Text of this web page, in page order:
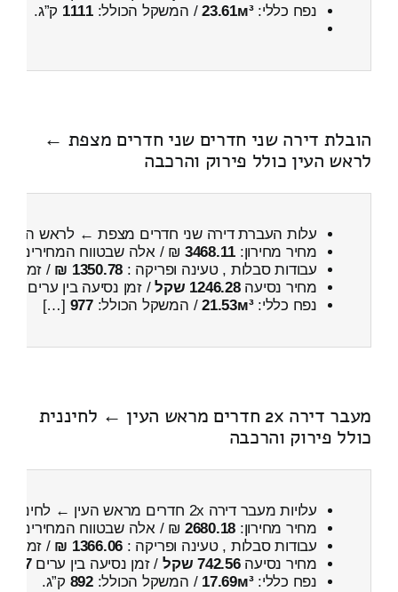
נפח כללי:23.61м³/ המשקל הכולל:1111 ק”ג.
הובלת דירה שני חדרים שני חדרים מצפת ←
לראש העין כולל פירוק והרכבה
עלות העברת דירה שני חדרים מצפת ← לראש העין
מחיר מחירון: 3468.11 ₪ / אלה שבטווח המחירים
עבודות סבלות , טעינה ופריקה : 1350.78 ₪ / זמן :
מחיר נסיעה1246.28 שקל / זמן נסיעה בין ערים
נפח כללי:21.53м³/ המשקל הכולל:977
[…]
מעבר דירה 2x חדרים מראש העין ← לחיננית
כולל פירוק והרכבה
עלויות מעבר דירה 2x חדרים מראש העין ← לחיננית
מחיר מחירון: 2680.18 ₪ / אלה שבטווח המחירים
עבודות סבלות , טעינה ופריקה : 1366.06 ₪ / זמן :
מחיר נסיעה742.56 שקל / זמן נסיעה בין ערים57 דקות
נפח כללי:17.69м³ / המשקל הכולל:892 ק”ג.